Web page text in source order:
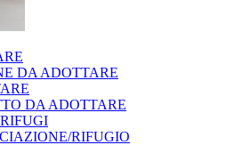
DA ADOTTARE
DA ADOTTARE
RIFUGIO